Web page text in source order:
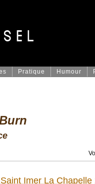
Pratique Humour
Imer La Chapelle